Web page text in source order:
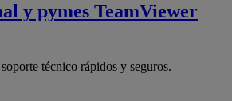
y pymes TeamViewer
técnico rápidos y seguros.